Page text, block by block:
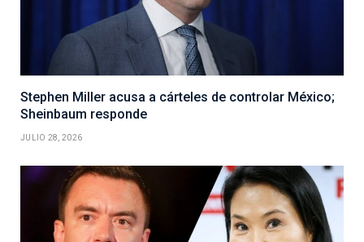
Stephen Miller acusa a cárteles de controlar México;
Sheinbaum responde
JULIO 28, 2026